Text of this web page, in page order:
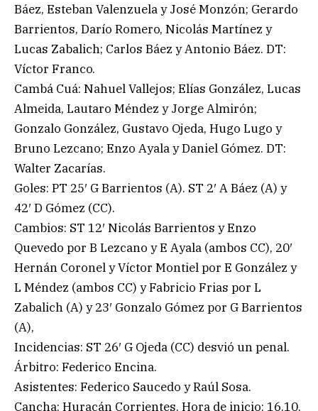
Báez, Esteban Valenzuela y José Monzón; Gerardo
Barrientos, Darío Romero, Nicolás Martínez y
Lucas Zabalich; Carlos Báez y Antonio Báez. DT:
Víctor Franco.
Cambá Cuá: Nahuel Vallejos; Elías González, Lucas
Almeida, Lautaro Méndez y Jorge Almirón;
Gonzalo González, Gustavo Ojeda, Hugo Lugo y
Bruno Lezcano; Enzo Ayala y Daniel Gómez. DT:
Walter Zacarías.
Goles: PT 25′ G Barrientos (A). ST 2′ A Báez (A) y
42′ D Gómez (CC).
Cambios: ST 12′ Nicolás Barrientos y Enzo
Quevedo por B Lezcano y E Ayala (ambos CC), 20′
Hernán Coronel y Víctor Montiel por E González y
L Méndez (ambos CC) y Fabricio Frias por L
Zabalich (A) y 23′ Gonzalo Gómez por G Barrientos
(A),
Incidencias: ST 26′ G Ojeda (CC) desvió un penal.
Árbitro: Federico Encina.
Asistentes: Federico Saucedo y Raúl Sosa.
Cancha: Huracán Corrientes. Hora de inicio: 16.10.